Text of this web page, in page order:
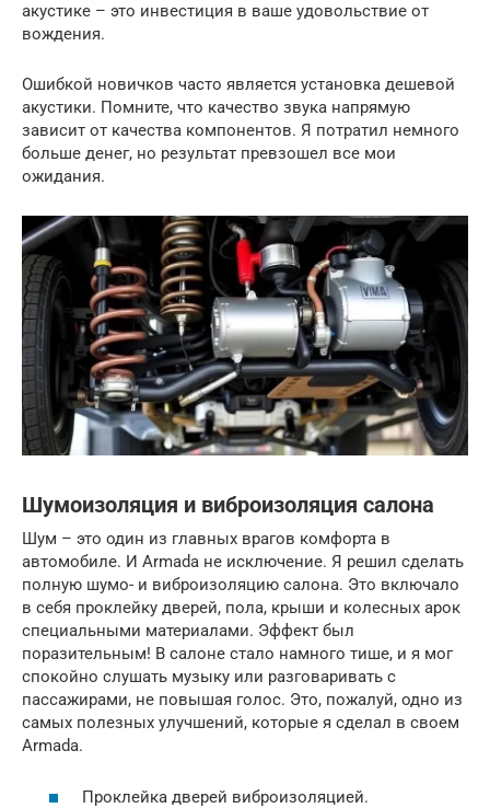
акустике – это инвестиция в ваше удовольствие от
вождения.
Ошибкой новичков часто является установка дешевой
акустики. Помните, что качество звука напрямую
зависит от качества компонентов. Я потратил немного
больше денег, но результат превзошел все мои
ожидания.
Шумоизоляция и виброизоляция салона
Шум – это один из главных врагов комфорта в
автомобиле. И Armada не исключение. Я решил сделать
полную шумо- и виброизоляцию салона. Это включало
в себя проклейку дверей, пола, крыши и колесных арок
специальными материалами. Эффект был
поразительным! В салоне стало намного тише, и я мог
спокойно слушать музыку или разговаривать с
пассажирами, не повышая голос. Это, пожалуй, одно из
самых полезных улучшений, которые я сделал в своем
Armada.
Проклейка дверей виброизоляцией.